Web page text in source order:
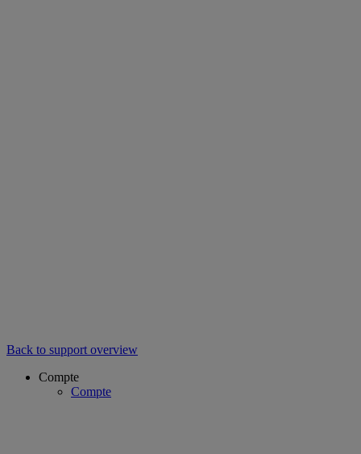
Back to support overview
Compte
Compte